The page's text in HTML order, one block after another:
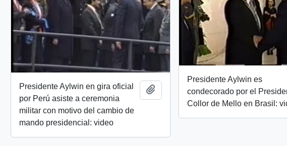
Presidente Aylwin es
condecorado por el
Collor de Mello en Brasil:
Presidente Aylwin en gira oficial
por Perú asiste a ceremonia
militar con motivo del cambio de
mando presidencial: video
Add to clipboard